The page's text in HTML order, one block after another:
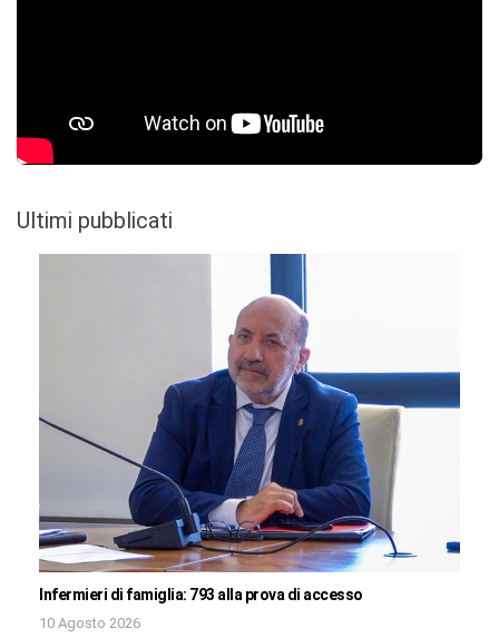
Ultimi pubblicati
Infermieri di famiglia: 793 alla prova di accesso
10 Agosto 2026